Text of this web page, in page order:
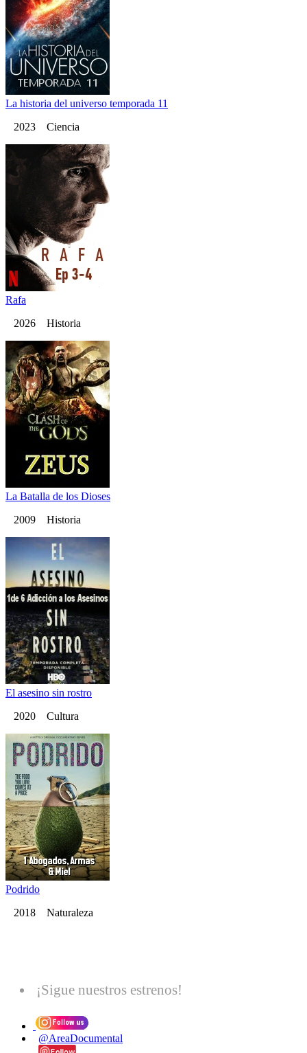
La historia del universo temporada 11
2023 Ciencia
Rafa
2026 Historia
La Batalla de los Dioses
2009 Historia
El asesino sin rostro
2020 Cultura
Podrido
2018 Naturaleza
¡Sigue nuestros estrenos!
@AreaDocumental